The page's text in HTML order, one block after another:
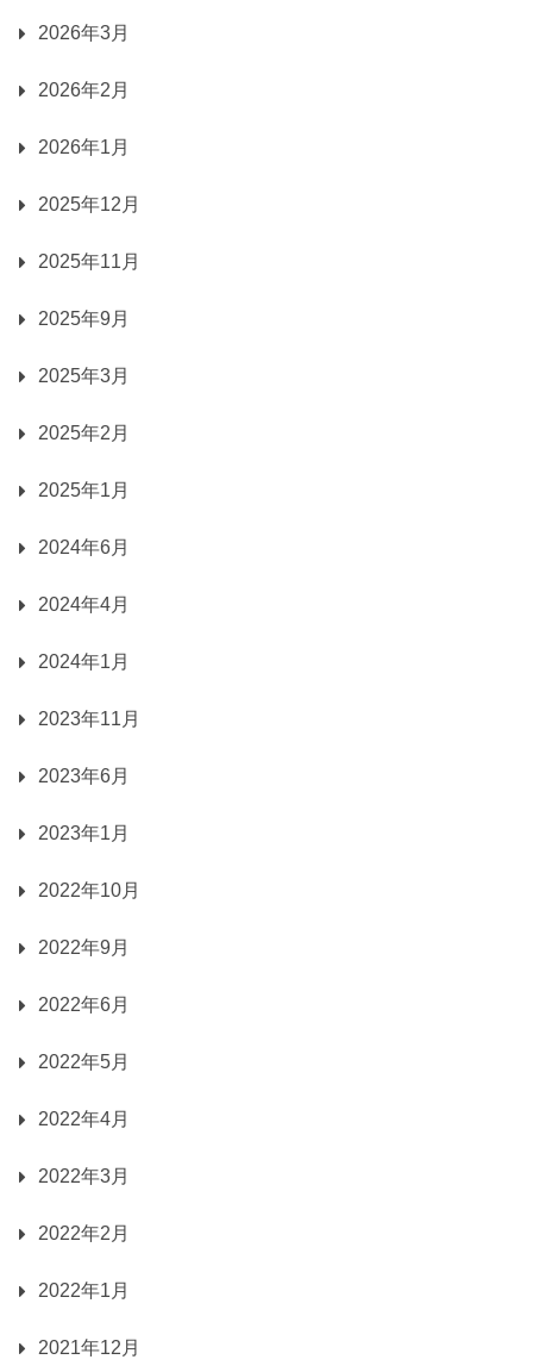
2026年3月
2026年2月
2026年1月
2025年12月
2025年11月
2025年9月
2025年3月
2025年2月
2025年1月
2024年6月
2024年4月
2024年1月
2023年11月
2023年6月
2023年1月
2022年10月
2022年9月
2022年6月
2022年5月
2022年4月
2022年3月
2022年2月
2022年1月
2021年12月